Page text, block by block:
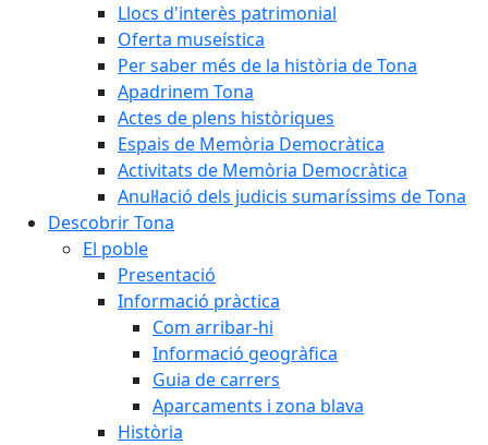
Llocs d'interès patrimonial
Oferta museística
Per saber més de la història de Tona
Apadrinem Tona
Actes de plens històriques
Espais de Memòria Democràtica
Activitats de Memòria Democràtica
Anul·lació dels judicis sumaríssims de Tona
Descobrir Tona
El poble
Presentació
Informació pràctica
Com arribar-hi
Informació geogràfica
Guia de carrers
Aparcaments i zona blava
Història